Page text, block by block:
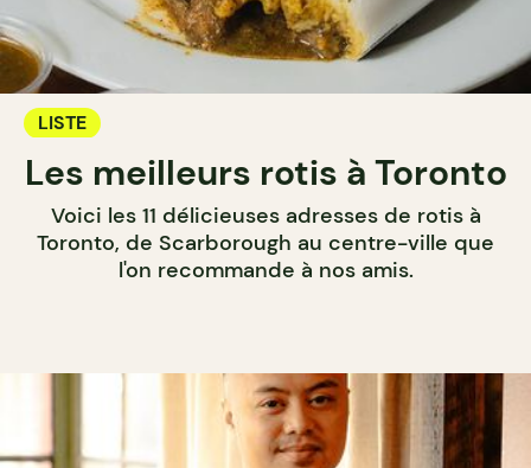
LISTE
Les meilleurs rotis à Toronto
Voici les 11 délicieuses adresses de rotis à
Toronto, de Scarborough au centre-ville que
l'on recommande à nos amis.